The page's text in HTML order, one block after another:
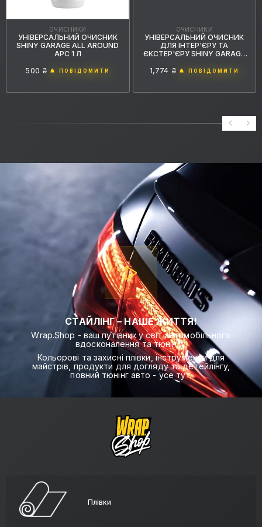
ОЧИСНИКИ
УНІВЕРСАЛЬНИЙ ОЧИСНИК
SHINY GARAGE ALL AROUND
APC 1 Л
500 ₴ ПОВІДОМИТИ
ОЧИСНИКИ
УНІВЕРСАЛЬНИЙ ОЧИСНИК
ДЛЯ ІНТЕР'ЄРУ ТА
ЄКСТЕР'ЄРУ SHINY GARAGE
1,774 ₴ ПОВІДОМИТИ
СТАЙЛІНГ – НАШЕ ЖИТТЯ!
Wrap.Shop - ваш путівник у світ автомобільного
вдосконалення та тюнінгу.
Кольорові та захисні плівки, інструменти для
майстрів, продукти для догляду та детейлінгу,
повний тюнінг авто - усе тут.
Плівки